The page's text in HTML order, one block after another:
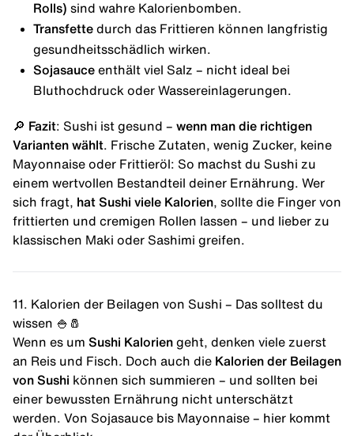
Rolls) sind wahre Kalorienbomben.
Transfettedurch das Frittieren können langfristig
gesundheitsschädlich wirken.
Sojasauceenthält viel Salz – nicht ideal bei
Bluthochdruck oder Wassereinlagerungen.
🔎 Fazit: Sushi ist gesund – wenn man die richtigen
Varianten wählt . Frische Zutaten, wenig Zucker, keine
Mayonnaise oder Frittieröl: So machst du Sushi zu
einem wertvollen Bestandteil deiner Ernährung. Wer
sich fragt, hat Sushi viele Kalorien , sollte die Finger von
frittierten und cremigen Rollen lassen – und lieber zu
klassischen Maki oder Sashimi greifen.
11. Kalorien der Beilagen von Sushi – Das solltest du
wissen 🍚🧂
Wenn es um Sushi Kalorien geht, denken viele zuerst
an Reis und Fisch. Doch auch die Kalorien der Beilagen
von Sushi können sich summieren – und sollten bei
einer bewussten Ernährung nicht unterschätzt
werden. Von Sojasauce bis Mayonnaise – hier kommt